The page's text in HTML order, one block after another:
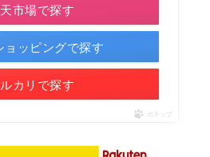
市場で探す
ョッピングで探す
ルカリで探す
ポチップ